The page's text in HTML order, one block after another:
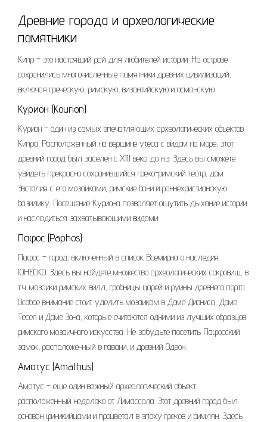
Древние города и археологические
памятники
Кипр – это настоящий рай для любителей истории. На острове
сохранились многочисленные памятники древних цивилизаций,
включая греческую, римскую, византийскую и османскую.
Курион (Kourion)
Курион – один из самых впечатляющих археологических объектов
Кипра. Расположенный на вершине утеса с видом на море, этот
древний город был заселен с XIII века до н.э. Здесь вы сможете
увидеть прекрасно сохранившийся греко-римский театр, дом
Эвстолия с его мозаиками, римские бани и раннехристианскую
базилику. Посещение Куриона позволяет ощутить дыхание истории
и насладиться захватывающими видами.
Пафос (Paphos)
Пафос – город, включенный в список Всемирного наследия
ЮНЕСКО. Здесь вы найдете множество археологических сокровищ, в
т.ч. мозаики римских вилл, гробницы царей и руины древнего порта.
Особое внимание стоит уделить мозаикам в Доме Диониса, Доме
Тесея и Доме Эона, которые считаются одними из лучших образцов
римского мозаичного искусства. Не забудьте посетить Пафосский
замок, расположенный в гавани, и древний Одеон.
Аматус (Amathus)
Аматус – еще один важный археологический объект,
расположенный недалеко от Лимассола. Этот древний город был
основан финикийцами и процветал в эпоху греков и римлян. Здесь